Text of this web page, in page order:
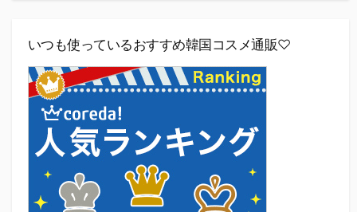
いつも使っているおすすめ韓国コスメ通販♡